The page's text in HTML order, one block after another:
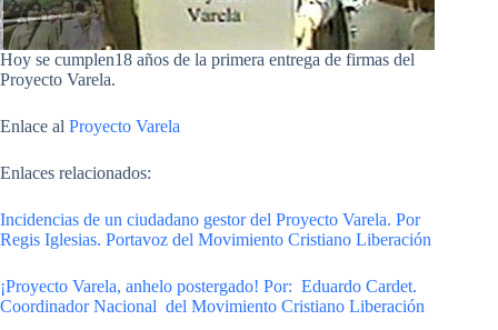
Hoy se cumplen18 años de la primera entrega de firmas del
Proyecto Varela.
Enlace al Proyecto Varela
Enlaces relacionados:
Incidencias de un ciudadano gestor del Proyecto Varela. Por
Regis Iglesias. Portavoz del Movimiento Cristiano Liberación
¡Proyecto Varela, anhelo postergado! Por: Eduardo Cardet.
Coordinador Nacional del Movimiento Cristiano Liberación